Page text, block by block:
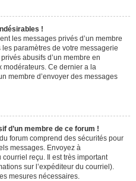
!
les messages privés d’un membre
paramètres de votre messagerie
abusifs d’un membre en
modérateurs. Ce dernier a la
membre d’envoyer des messages
d’un membre de ce forum !
forum comprend des sécurités pour
messages. Envoyez à
reçu. Il est très important
sur l’expéditeur du courriel).
mesures nécessaires.